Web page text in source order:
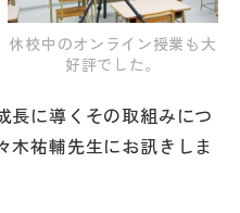
休校中のオンライン授業も大
好評でした。
長に導くその取組みにつ
木祐輔先生にお訊きしま